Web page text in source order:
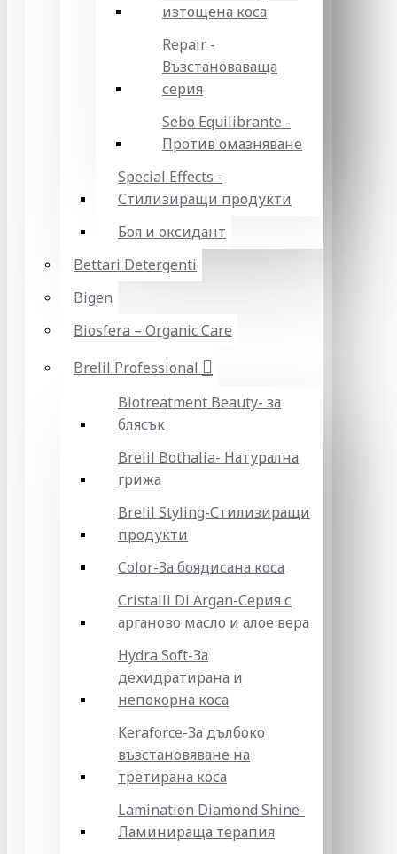
изтощена коса
Repair -
Възстановаваща
серия
Sebo Equilibrante -
Против омазняване
Special Effects -
Стилизиращи продукти
Боя и оксидант
Bettari Detergenti
Bigen
Biosfera – Organic Care
Brelil Professional
Biotreatment Beauty- за
блясък
Brelil Bothalia- Натурална
грижа
Brelil Styling-Стилизиращи
продукти
Color-За боядисана коса
Cristalli Di Argan-Серия с
арганово масло и алое вера
Hydra Soft-За
дехидратирана и
непокорна коса
Keraforce-За дълбоко
възстановяване на
третирана коса
Lamination Diamond Shine-
Ламинираща терапия